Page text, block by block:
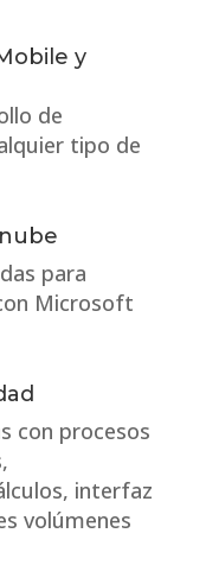
y
de
tipo de
para
Microsoft
con procesos
interfaz
volúmenes